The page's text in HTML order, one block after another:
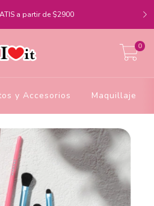
a partir de $2900
0
y Accesorios Maquillaje